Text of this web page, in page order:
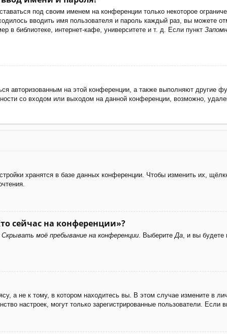
под своим именем на конференции только некоторое
вводить имя пользователя и пароль каждый раз, вы можете
в библиотеке, интернет-кафе, университете и т. д. Если пункт
авторизованным на этой конференции, а также выполняют другие
со входом или выходом на данной конференции, возможно,
хранятся в базе данных конференции. Чтобы изменить их,
сейчас на конференции»?
Скрывать моё пребывание на конференции . Выберите Да , и вы
а не к тому, в котором находитесь вы. В этом случае измените в
настроек, могут только зарегистрированные пользователи.